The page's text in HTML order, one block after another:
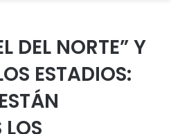
DEL NORTE” Y
ESTADIOS: